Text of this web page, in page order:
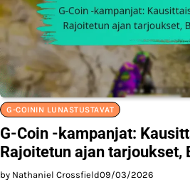
G-COININ LUNASTUSTAVAT
G-Coin -kampanjat:
Rajoitetun ajan tarjoukset,
by Nathaniel Crossfield09/03/2026